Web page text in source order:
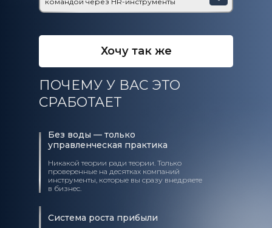
Хочу так же
ПОЧЕМУ У ВАС ЭТО
СРАБОТАЕТ
Без воды — только
управленческая практика
Никакой теории ради теории. Только
проверенные на десятках компаний
инструменты, которые вы сразу внедряете
в бизнес.
Система роста прибыли
найма, адаптации и
удержания
бизнес и с вашей
логикой
Ступень I